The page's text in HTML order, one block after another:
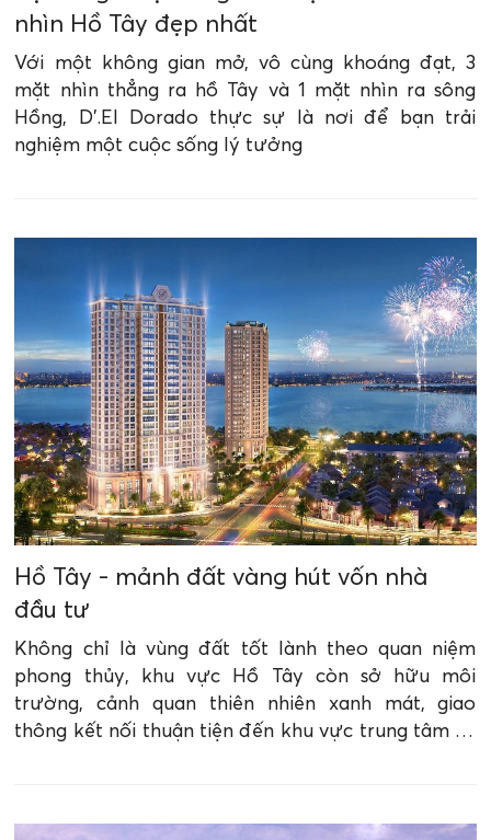
nhìn Hồ Tây đẹp nhất
Với một không gian mở, vô cùng khoáng đạt, 3
mặt nhìn thẳng ra hồ Tây và 1 mặt nhìn ra sông
Hồng, D’.El Dorado thực sự là nơi để bạn trải
nghiệm một cuộc sống lý tưởng
Hồ Tây - mảnh đất vàng hút vốn nhà
đầu tư
Không chỉ là vùng đất tốt lành theo quan niệm
phong thủy, khu vực Hồ Tây còn sở hữu môi
trường, cảnh quan thiên nhiên xanh mát, giao
thông kết nối thuận tiện đến khu vực trung tâm và